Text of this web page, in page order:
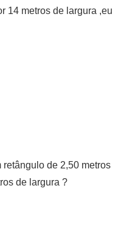
14 metros de largura ,eu
de 2,50 metros
de largura ?